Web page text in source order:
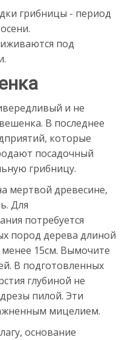
грибницы - период
под
и не
В последнее
которые
посадочный
грибницу.
мертвой древесине,
Для
потребуется
пород дерева длиной
15см. Вымочите
В подготовленных
глубиной не
пилой. Эти
мицелием.
основание